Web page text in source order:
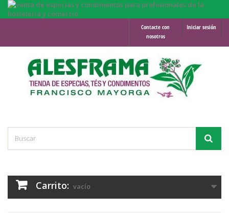
Iniciar sesión
Contacte con
nosotros
Carrito: vacío